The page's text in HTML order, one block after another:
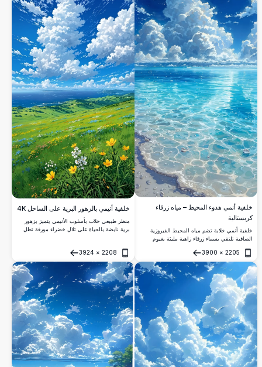
خلفية أنمي هدوء المحيط – مياه زرقاء
كريستالية
خلفية أنمي خلابة تضم مياه المحيط الفيروزية
الصافية تلتقي بسماء زرقاء زاهية مليئة بغيوم
والجوال بدقة 4K مذهلة.
2205
×
3900
فتح
خلفية أنيمي بالزهور البرية على الساحل 4K
منظر طبيعي خلاب بأسلوب الأنيمي يتميز بزهور
برية نابضة بالحياة على تلال خضراء مورقة تطل
المستوحى من استوديو جيبلي.
2208
×
3924
فتح